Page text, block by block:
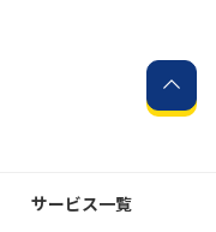
サービス一覧